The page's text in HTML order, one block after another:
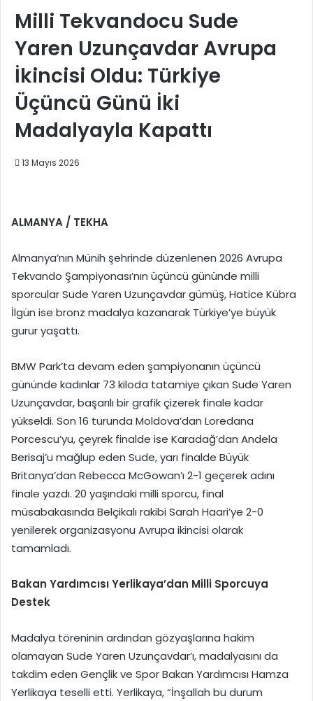
Milli Tekvandocu Sude
Yaren Uzunçavdar Avrupa
İkincisi Oldu: Türkiye
Üçüncü Günü İki
Madalyayla Kapattı
13 Mayıs 2026
ALMANYA / TEKHA
Almanya’nın Münih şehrinde düzenlenen 2026 Avrupa
Tekvando Şampiyonası’nın üçüncü gününde milli
sporcular Sude Yaren Uzunçavdar gümüş, Hatice Kübra
İlgün ise bronz madalya kazanarak Türkiye’ye büyük
gurur yaşattı.
BMW Park’ta devam eden şampiyonanın üçüncü
gününde kadınlar 73 kiloda tatamiye çıkan Sude Yaren
Uzunçavdar, başarılı bir grafik çizerek finale kadar
yükseldi. Son 16 turunda Moldova’dan Loredana
Porcescu’yu, çeyrek finalde ise Karadağ’dan Andela
Berisaj’u mağlup eden Sude, yarı finalde Büyük
Britanya’dan Rebecca McGowan’ı 2-1 geçerek adını
finale yazdı. 20 yaşındaki milli sporcu, final
müsabakasında Belçikalı rakibi Sarah Haari’ye 2-0
yenilerek organizasyonu Avrupa ikincisi olarak
tamamladı.
Bakan Yardımcısı Yerlikaya’dan Milli Sporcuya
Destek
Madalya töreninin ardından gözyaşlarına hakim
olamayan Sude Yaren Uzunçavdar’ı, madalyasını da
takdim eden Gençlik ve Spor Bakan Yardımcısı Hamza
Yerlikaya teselli etti. Yerlikaya, “İnşallah bu durum